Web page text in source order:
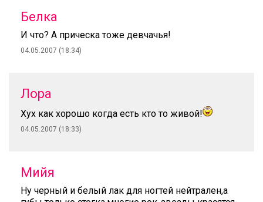
Белка
И что? А прическа тоже девчачья!
04.05.2007 (18:34)
Лора
Хух как хорошо когда есть кто то живой!
04.05.2007 (18:33)
Мийя
Ну черный и белый лак для ногтей нейтрален,а